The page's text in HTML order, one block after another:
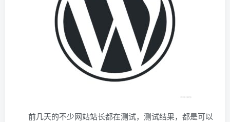
前几天的不少网站站长都在测试，测试结果，都是可以